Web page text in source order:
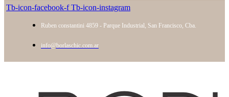
Tb-icon-facebook-f Tb-icon-instagram
Ruben constantini 4859 - Parque Industrial, San Francisco, Cba.
info@borlaschic.com.ar